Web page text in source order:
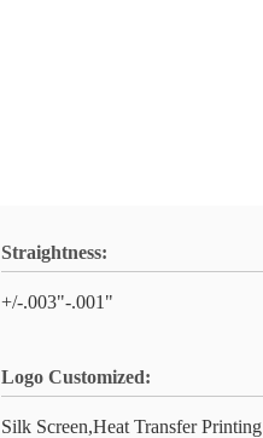
Straightness:
+/-.003"-.001"
Logo Customized:
Silk Screen,Heat Transfer Printing